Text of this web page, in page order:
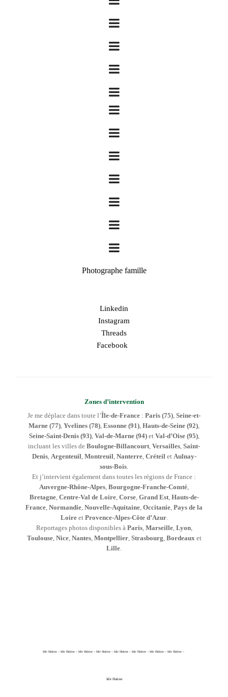
Photographe famille
Linkedin
Instagram
Threads
Facebook
Zones d’intervention
Je me déplace dans toute l’Île-de-France : Paris (75), Seine-et-
Marne (77), Yvelines (78), Essonne (91), Hauts-de-Seine (92),
Seine-Saint-Denis (93), Val-de-Marne (94)et Val-d’Oise (95),
incluant les villes de Boulogne-Billancourt, Versailles, Saint-
Denis, Argenteuil, Montreuil, Nanterre, Créteilet Aulnay-
sous-Bois.
Et j’intervient également dans toutes les régions de France :
Auvergne-Rhône-Alpes, Bourgogne-Franche-Comté,
Bretagne, Centre-Val de Loire, Corse, Grand Est, Hauts-de-
France, Normandie, Nouvelle-Aquitaine, Occitanie, Pays de la
Loireet Provence-Alpes-Côte d’Azur.
Reportages photos disponibles à Paris, Marseille, Lyon,
Toulouse, Nice, Nantes, Montpellier, Strasbourg, Bordeauxet
Lille.
Idir Hakim – Idir Hakim – Idir Hakim – Idir Hakim – Idir Hakim – Idir Hakim – Idir Hakim – Idir Hakim –
Idir Hakim